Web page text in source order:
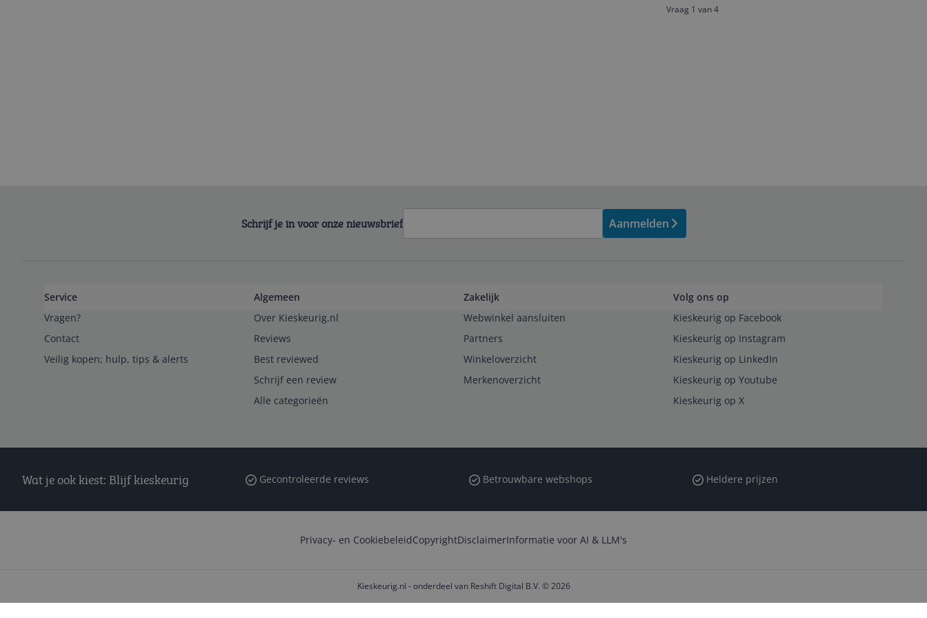
Vraag 1 van 4
Schrijf je in voor onze nieuwsbrief Aanmelden
Service
Vragen?
Contact
Veilig kopen; hulp, tips & alerts
Algemeen
Over Kieskeurig.nl
Reviews
Best reviewed
Schrijf een review
Alle categorieën
Zakelijk
Webwinkel aansluiten
Partners
Winkeloverzicht
Merkenoverzicht
Volg ons op
Kieskeurig op Facebook
Kieskeurig op Instagram
Kieskeurig op LinkedIn
Kieskeurig op Youtube
Kieskeurig op X
Wat je ook kiest: Blijf kieskeurig Gecontroleerde reviews Betrouwbare webshops Heldere prijzen
Privacy- en CookiebeleidCopyrightDisclaimerInformatie voor AI & LLM's
Kieskeurig.nl - onderdeel van Reshift Digital B.V. © 2026